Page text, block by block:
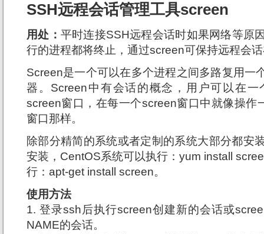
SSH远程会话管理工具screen
用处： 平时连接SSH远程会话时如果网络等原
行的进程都将终止，通过screen可保持远程会
Screen是一个可以在多个进程之间多路复用一
器。Screen中有会话的概念，用户可以在一
screen窗口，在每一个screen窗口中就像操作
窗口那样。
除部分精简的系统或者定制的系统大部分都安
安装，CentOS系统可以执行：yum install
行：apt-get install screen。
使用方法
1. 登录ssh后执行screen创建新的会话或
NAME的会话。